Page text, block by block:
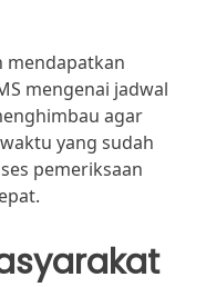
mendapatkan
mengenai jadwal
agar
yang sudah
pemeriksaan